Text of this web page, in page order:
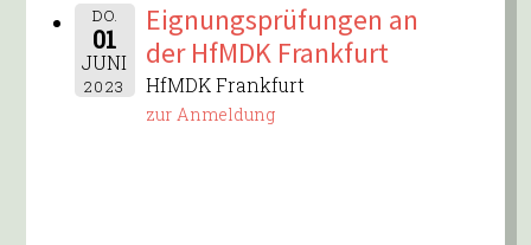
DO.
01
JUNI
2023
Eignungsprüfungen an
der HfMDK Frankfurt
HfMDK Frankfurt
zur Anmeldung